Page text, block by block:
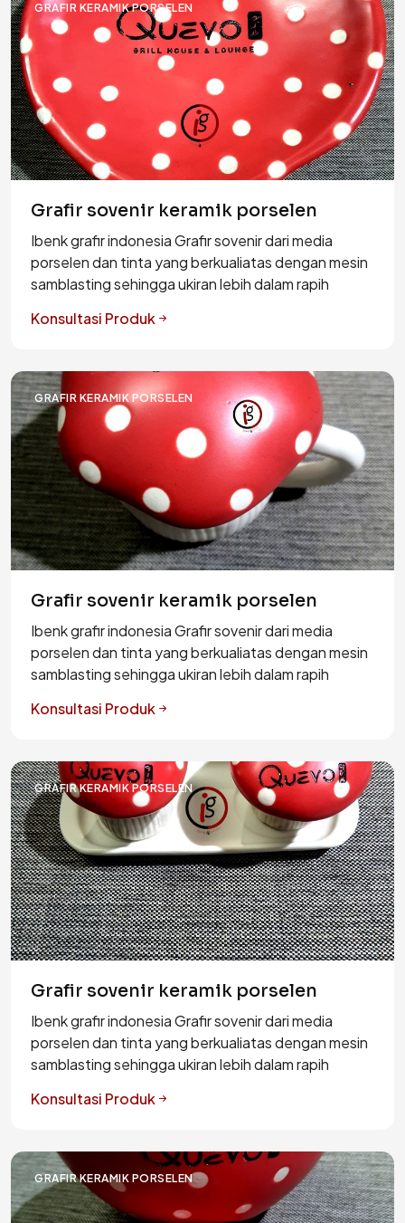
GRAFIR KERAMIK PORSELEN
Grafir sovenir keramik porselen
Ibenk grafir indonesia Grafir sovenir dari media
porselen dan tinta yang berkualiatas dengan mesin
samblasting sehingga ukiran lebih dalam rapih
Konsultasi Produk
GRAFIR KERAMIK PORSELEN
Grafir sovenir keramik porselen
Ibenk grafir indonesia Grafir sovenir dari media
porselen dan tinta yang berkualiatas dengan mesin
samblasting sehingga ukiran lebih dalam rapih
Konsultasi Produk
GRAFIR KERAMIK PORSELEN
Grafir sovenir keramik porselen
Ibenk grafir indonesia Grafir sovenir dari media
porselen dan tinta yang berkualiatas dengan mesin
samblasting sehingga ukiran lebih dalam rapih
Konsultasi Produk
GRAFIR KERAMIK PORSELEN